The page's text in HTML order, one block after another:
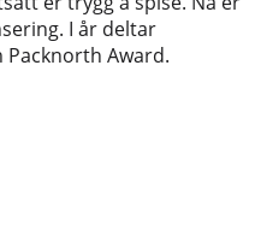
I år deltar
Award.